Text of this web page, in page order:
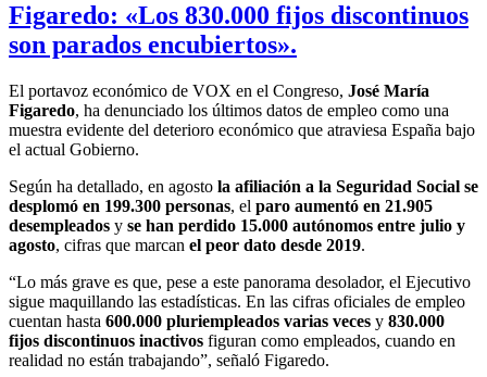
Figaredo: «Los 830.000 fijos discontinuos
son parados encubiertos».
El portavoz económico de VOX en el Congreso, José María
Figaredo, ha denunciado los últimos datos de empleo como una
muestra evidente del deterioro económico que atraviesa España bajo
el actual Gobierno.
Según ha detallado, en agosto la afiliación a la Seguridad Social se
desplomó en 199.300 personas, el paro aumentó en 21.905
desempleados y se han perdido 15.000 autónomos entre julio y
agosto, cifras que marcan el peor dato desde 2019.
“Lo más grave es que, pese a este panorama desolador, el Ejecutivo
sigue maquillando las estadísticas. En las cifras oficiales de empleo
cuentan hasta 600.000 pluriempleados varias veces y 830.000
fijos discontinuos inactivos figuran como empleados, cuando en
realidad no están trabajando”, señaló Figaredo.